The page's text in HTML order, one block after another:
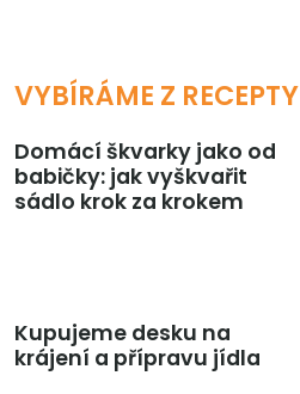
VYBÍRÁME Z RECEPTY
Domácí škvarky jako od
babičky: jak vyškvařit
sádlo krok za krokem
Kupujeme desku na
krájení a přípravu jídla